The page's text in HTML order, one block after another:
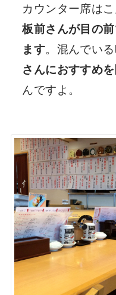
カウンター席は
板前さんが目の
ます。混んでい
さんにおすすめ
んですよ。